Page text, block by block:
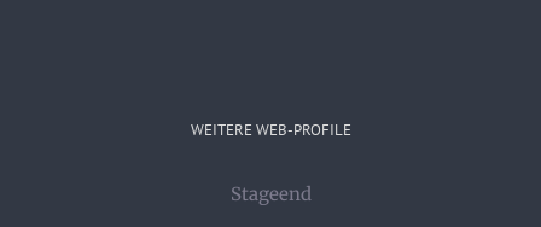
WEITERE WEB-PROFILE
Stageend